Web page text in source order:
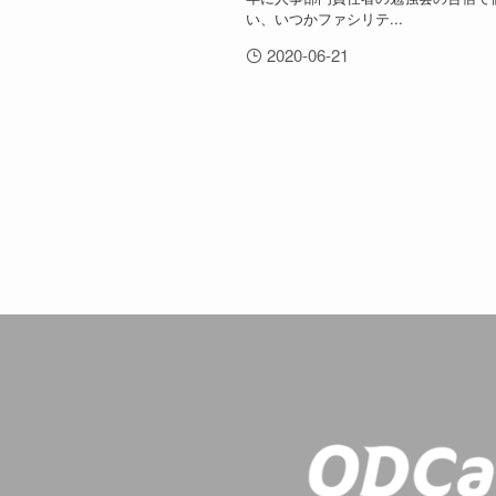
い、いつかファシリテ...
2020-06-21